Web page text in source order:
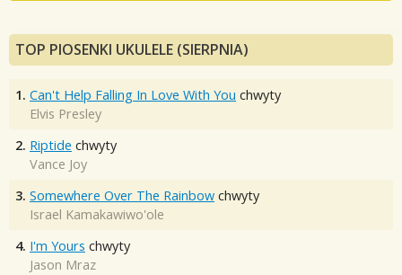
TOP PIOSENKI UKULELE (SIERPNIA)
1. Can't Help Falling In Love With You chwyty
Elvis Presley
2. Riptide chwyty
Vance Joy
3. Somewhere Over The Rainbow chwyty
Israel Kamakawiwo'ole
4. I'm Yours chwyty
Jason Mraz